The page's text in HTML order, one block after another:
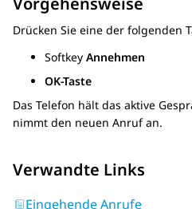
Drücken Sie eine der folgenden
Softkey Annehmen
OK-Taste
Das Telefon hält das aktive
nimmt den neuen Anruf an.
Verwandte Links
Eingehende Anrufe